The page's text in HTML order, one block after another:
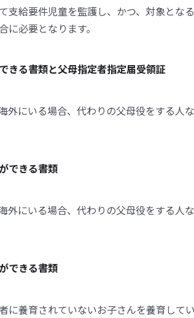
支給要件児童を監護し、かつ、対象とな
に必要となります。
きる書類と父母指定者指定届受領証
外にいる場合、代わりの父母役をする人
できる書類
外にいる場合、代わりの父母役をする人
できる書類
に養育されていないお子さんを養育して